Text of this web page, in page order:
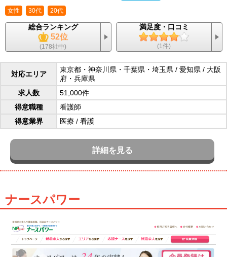
女性 30代 20代
総合ランキング
52位
(178社中)
満足度・口コミ
(1件)
対応エリア
東京都・神奈川県・千葉県・埼玉県 / 愛知県 / 大阪
府・兵庫県
求人数
51,000件
得意職種
看護師
得意業界
医療 / 看護
詳細を見る
ナースパワー